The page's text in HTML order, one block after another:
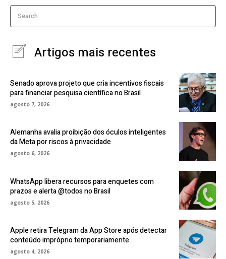
Search
Artigos mais recentes
Senado aprova projeto que cria incentivos fiscais
para financiar pesquisa científica no Brasil
agosto 7, 2026
Alemanha avalia proibição dos óculos inteligentes
da Meta por riscos à privacidade
agosto 6, 2026
WhatsApp libera recursos para enquetes com
prazos e alerta @todos no Brasil
agosto 5, 2026
Apple retira Telegram da App Store após detectar
conteúdo impróprio temporariamente
agosto 4, 2026